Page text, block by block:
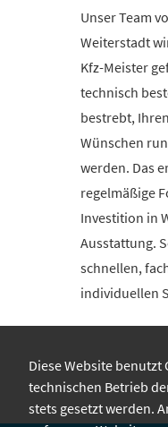
Diese Website benutzt
technischen Betrieb
stets gesetzt werden.
Unser Team
Weiterstadt
Kfz-Meister
technisch
bestrebt,
Wünschen
werden. Das
regelmäßige
Investition in
Ausstattung.
schnellen,
individuellen